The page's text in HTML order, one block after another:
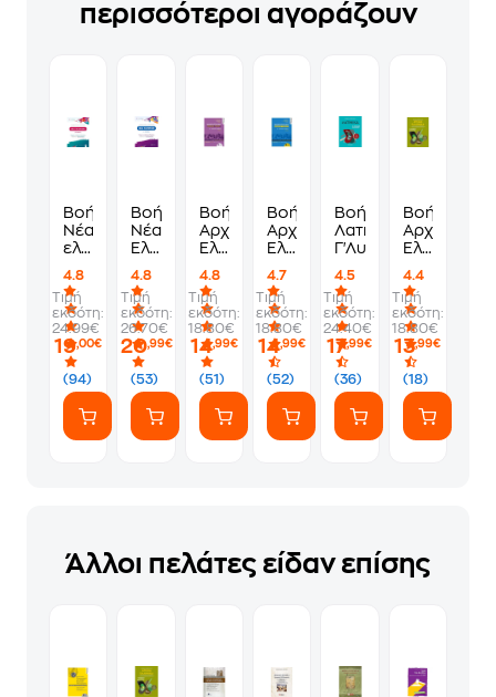
περισσότεροι αγοράζουν
Βοήθημα
Νέα
ελληνικά
Λυκείου
4.8
(94)
Τιμή
εκδότη:
24.99€
19,00€
Βοήθημα
Νέα
Ελληνικά
Θεωρία
και
Διδακτικές
Προτάσεις
Γ'
Λυκείου
4.8
(53)
Τιμή
εκδότη:
26.70€
20,99€
Βοήθημα
Αρχαία
Ελληνικά
Λυκείου
-
Φάκελος
Υλικού
4.8
(51)
Τιμή
εκδότη:
18.80€
14,99€
Βοήθημα
Αρχαία
Ελληνικά
Λυκείου
Φάκελος
Υλικού
4.7
(52)
Τιμή
εκδότη:
18.80€
14,99€
Βοήθημα
Λατινικά
Γ'Λυκείου
4.5
(36)
Τιμή
εκδότη:
24.40€
17,99€
Βοήθημα
Αρχαία
Ελληνικά
Λυκείου
-
Φάκελος
Υλικού
4.4
(18)
Τιμή
εκδότη:
18.80€
13,99€
Άλλοι πελάτες είδαν επίσης